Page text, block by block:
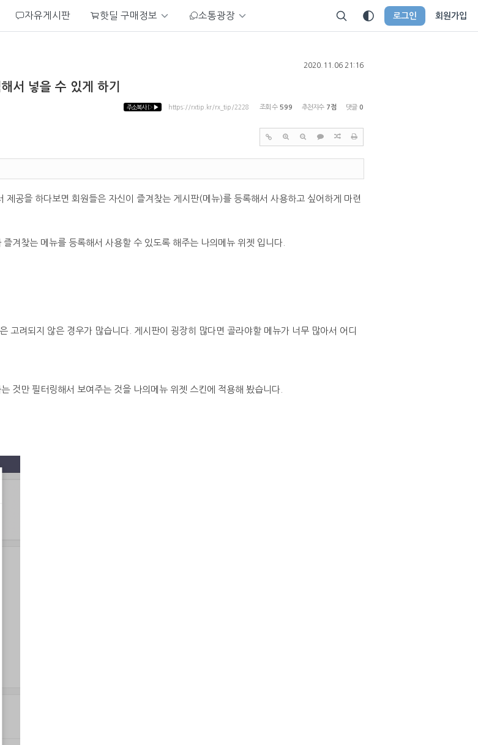
자유게시판 핫딜 구매정보 소통광장 로그인 회원가입
2020.11.06 21:16
서 넣을 수 있게 하기
주소복사 ▷▶ https://rxtip.kr/rx_tip/2228 조회 수 599 추천지수 7점 댓글 0
공을 하다보면 회원들은 자신이 즐겨찾는 게시판(메뉴)를 등록해서 사용하고 싶어하게 마련
겨찾는 메뉴를 등록해서 사용할 수 있도록 해주는 나의메뉴 위젯 입니다.
고려되지 않은 경우가 많습니다. 게시판이 굉장히 많다면 골라야할 메뉴가 너무 많아서 어디
것만 필터링해서 보여주는 것을 나의메뉴 위젯 스킨에 적용해 봤습니다.